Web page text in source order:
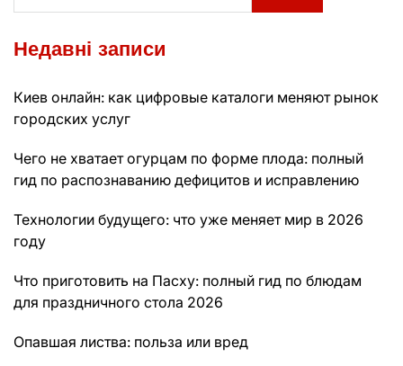
Недавні записи
Киев онлайн: как цифровые каталоги меняют рынок
городских услуг
Чего не хватает огурцам по форме плода: полный
гид по распознаванию дефицитов и исправлению
Технологии будущего: что уже меняет мир в 2026
году
Что приготовить на Пасху: полный гид по блюдам
для праздничного стола 2026
Опавшая листва: польза или вред